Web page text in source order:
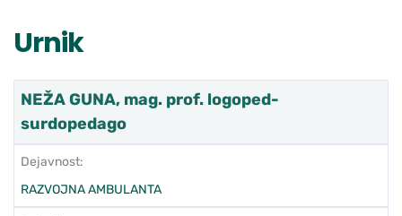
Urnik
NEŽA GUNA, mag. prof. logoped-
surdopedago
Dejavnost:
RAZVOJNA AMBULANTA